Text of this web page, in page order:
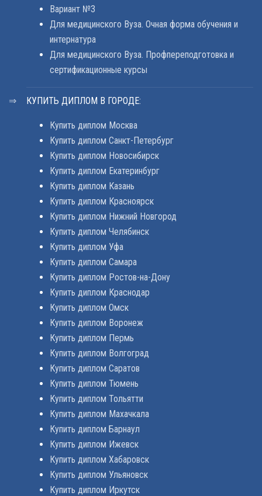
Вариант №3
Для медицинского Вуза. Очная форма обучения и
интернатура
Для медицинского Вуза. Профпереподготовка и
сертификационные курсы
КУПИТЬ ДИПЛОМ В ГОРОДЕ:
Купить диплом Москва
Купить диплом Санкт-Петербург
Купить диплом Новосибирск
Купить диплом Екатеринбург
Купить диплом Казань
Купить диплом Красноярск
Купить диплом Нижний Новгород
Купить диплом Челябинск
Купить диплом Уфа
Купить диплом Самара
Купить диплом Ростов-на-Дону
Купить диплом Краснодар
Купить диплом Омск
Купить диплом Воронеж
Купить диплом Пермь
Купить диплом Волгоград
Купить диплом Саратов
Купить диплом Тюмень
Купить диплом Тольятти
Купить диплом Махачкала
Купить диплом Барнаул
Купить диплом Ижевск
Купить диплом Хабаровск
Купить диплом Ульяновск
Купить диплом Иркутск